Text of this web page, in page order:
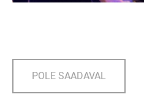
POLE SAADAVAL